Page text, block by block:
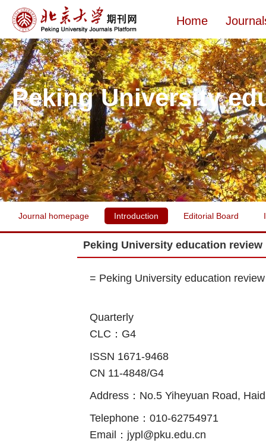
Home
Peking University
Journal homepage Introduction Editorial Board
Peking University education review
= Peking University education
Quarterly
CLC：G4
ISSN 1671-9468
CN 11-4848/G4
Address：No.5 Yiheyuan Road,
Telephone：010-62754971
Email：jypl@pku.edu.cn